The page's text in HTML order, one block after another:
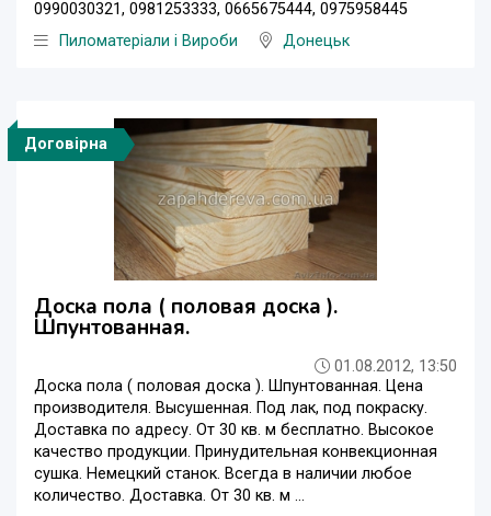
0990030321, 0981253333, 0665675444, 0975958445
Пиломатеріали і Вироби
Донецьк
Договірна
Доска пола ( половая доска ).
Шпунтованная.
01.08.2012, 13:50
Доска пола ( половая доска ). Шпунтованная. Цена
производителя. Высушенная. Под лак, под покраску.
Доставка по адресу. От 30 кв. м бесплатно. Высокое
качество продукции. Принудительная конвекционная
сушка. Немецкий станок. Всегда в наличии любое
количество. Доставка. От 30 кв. м ...